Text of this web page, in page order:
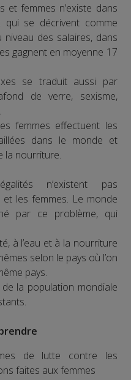
et femmes n’existe dans
se décrivent comme
des salaires, dans
gagnent en moyenne 17
se traduit aussi par
de verre, sexisme,
femmes effectuent les
dans le monde et
la nourriture.
n’existent pas
les femmes. Le monde
par ce problème, qui
à l’eau et à la nourriture
selon le pays où l’on
pays.
la population mondiale
de lutte contre les
faites aux femmes